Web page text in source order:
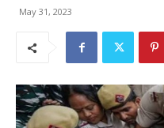
May 31, 2023